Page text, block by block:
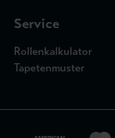
Service
Rollenkalkulator
Tapetenmuster